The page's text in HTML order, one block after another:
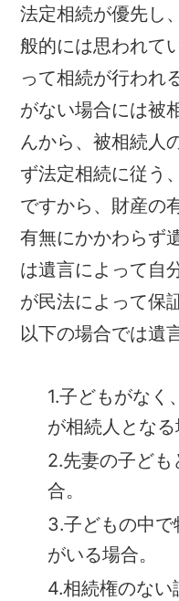
法定相続が優先し
般的には思われて
って相続が行われ
がない場合には被
んから、被相続人
ず法定相続に従う
ですから、財産の
有無にかかわらず
は遺言によって自
が民法によって保
以下の場合では遺
1.子どもがなく
が相続人となる
2.先妻の子ど
合。
3.子どもの中
がいる場合。
4.相続権のな